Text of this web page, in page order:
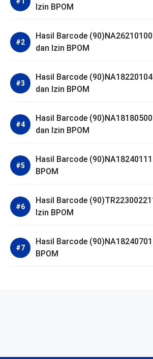
Izin BPOM
Hasil Barcode
dan Izin BPOM
Hasil Barcode
dan Izin BPOM
Hasil Barcode
dan Izin BPOM
Hasil Barcode
BPOM
Hasil Barcode
Izin BPOM
Hasil Barcode
BPOM